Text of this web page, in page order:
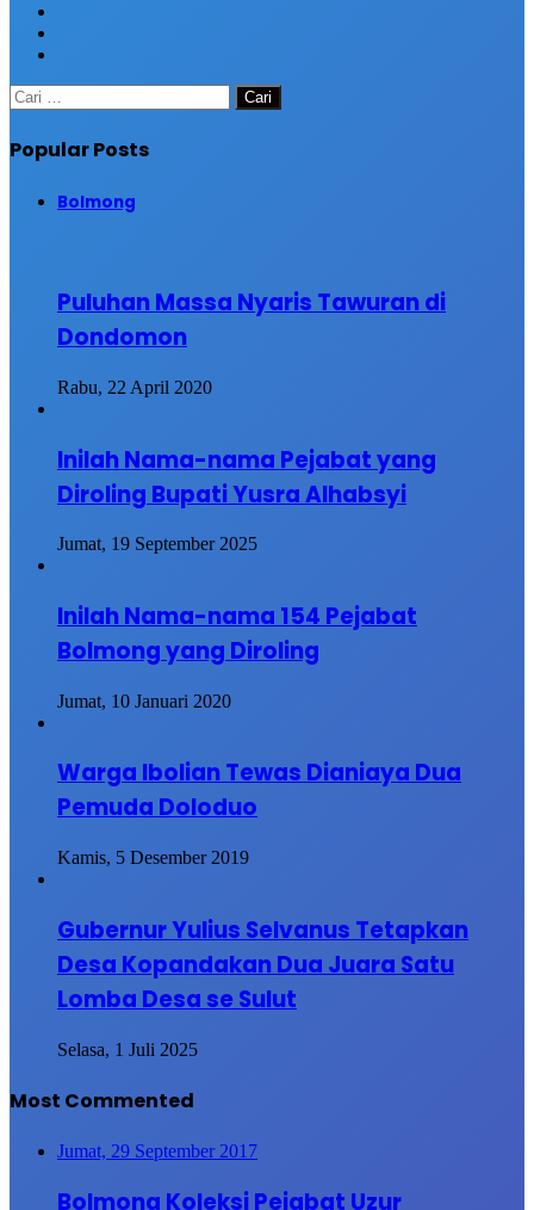
button
Cari
untuk:
Popular Posts
Bolmong
Puluhan Massa Nyaris Tawuran di
Dondomon
Rabu, 22 April 2020
Inilah Nama-nama Pejabat yang
Diroling Bupati Yusra Alhabsyi
Jumat, 19 September 2025
Inilah Nama-nama 154 Pejabat
Bolmong yang Diroling
Jumat, 10 Januari 2020
Warga Ibolian Tewas Dianiaya Dua
Pemuda Doloduo
Kamis, 5 Desember 2019
Gubernur Yulius Selvanus Tetapkan
Desa Kopandakan Dua Juara Satu
Lomba Desa se Sulut
Selasa, 1 Juli 2025
Most Commented
Jumat, 29 September 2017
Bolmong Koleksi Pejabat Uzur